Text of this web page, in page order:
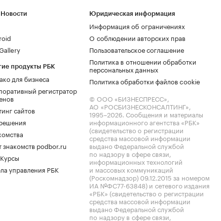
продукты РБК
для бизнеса
регистратор
сайтов
знакомств podbor.ru
управления РБК
Юридическая информация
Информация об ограничениях
О соблюдении авторских прав
Пользовательское соглашение
Политика в отношении обработки
персональных данных
Политика обработки файлов cookie
© ООО «БИЗНЕСПРЕСС»,
АО «РОСБИЗНЕСКОНСАЛТИНГ»,
1995–2026. Сообщения и материалы
информационного агентства «РБК»
(свидетельство о регистрации
средства массовой информации
выдано Федеральной службой
по надзору в сфере связи,
информационных технологий
и массовых коммуникаций
(Роскомнадзор) 09.12.2015 за номером
ИА №ФС77-63848) и сетевого издания
«РБК» (свидетельство о регистрации
средства массовой информации
выдано Федеральной службой
по надзору в сфере связи,